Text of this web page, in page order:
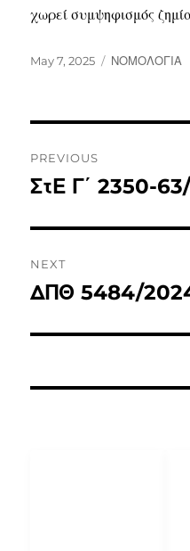
χωρεί συμψηφισμός
May 7, 2025 ΝΟΜΟΛΟΓΙΑ
PREVIOUS
ΣτΕ Γ΄ 2350-
NEXT
ΔΠΘ 5484/